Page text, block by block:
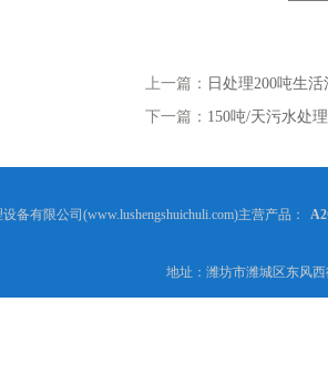
上一篇： 日处理200吨生
下一篇： 150吨/天污水处
备有限公司(www.lushengshuichuli.com)主营产品：
地址：潍坊市潍城区东风